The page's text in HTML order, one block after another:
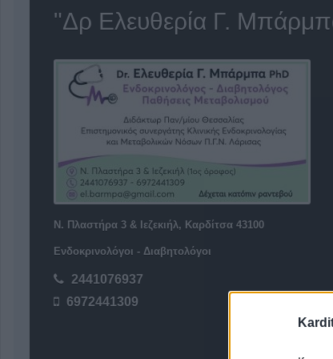
"Δρ Ελευθερία Γ.
Ν. Πλαστήρα 3 & Ιεζεκιήλ, Καρδίτσα 43100
Ενδοκρινολόγοι - Διαβητολόγοι
2441076937
6972441309